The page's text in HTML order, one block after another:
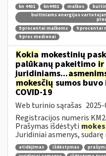
kn 4401 kn4401 malkos
buitiniams energijos
9 procentai malkoms
9 procentai
9 proc medienai
Kokia mokestinių
palūkanų pakeitimo ir
juridiniams...
mokesčių sumos
COVID-19
Web turinio sąrašas
Registracijos numeris
Prašymas išdėstyti
Juridiniai asmenys,
atidėjimas išdėstymas